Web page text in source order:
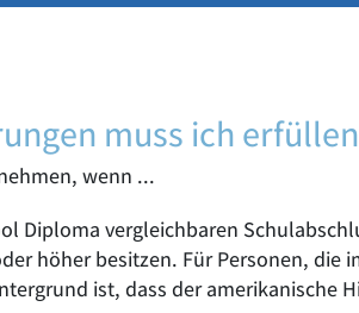
muss ich
wenn ...
Diploma vergleichbaren
höher besitzen. Für Personen,
ist, dass der amerikanische